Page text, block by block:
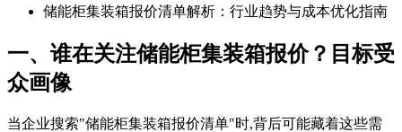
储能柜集装箱报价清单解析：行业趋势与成本优化指南
一、谁在关注储能柜集装箱报价？目标受
众画像
当企业搜索"储能柜集装箱报价清单"时,背后可能藏着这些需